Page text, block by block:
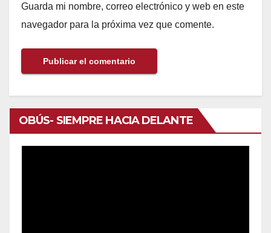
Guarda mi nombre, correo electrónico y web en este
navegador para la próxima vez que comente.
OBÚS- SIEMPRE HACIA DELANTE